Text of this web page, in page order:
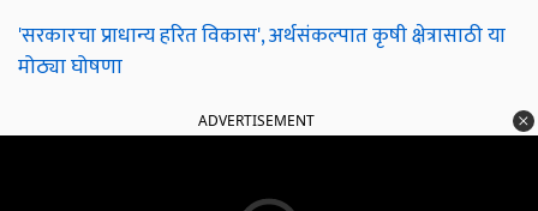
'सरकारचा प्राधान्य हरित विकास', अर्थसंकल्पात कृषी क्षेत्रासाठी या
मोठ्या घोषणा
ADVERTISEMENT